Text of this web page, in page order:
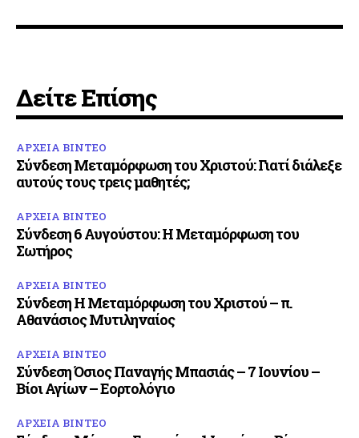
Δείτε Επίσης
ΑΡΧΕΙΑ ΒΙΝΤΕΟ
Σύνδεση Μεταμόρφωση του Χριστού: Γιατί διάλεξε
αυτούς τους τρεις μαθητές;
ΑΡΧΕΙΑ ΒΙΝΤΕΟ
Σύνδεση 6 Αυγούστου: Η Μεταμόρφωση του
Σωτήρος
ΑΡΧΕΙΑ ΒΙΝΤΕΟ
Σύνδεση Η Μεταμόρφωση του Χριστού – π.
Αθανάσιος Μυτιληναίος
ΑΡΧΕΙΑ ΒΙΝΤΕΟ
Σύνδεση Όσιος Παναγής Μπασιάς – 7 Ιουνίου –
Βίοι Αγίων – Εορτολόγιο
ΑΡΧΕΙΑ ΒΙΝΤΕΟ